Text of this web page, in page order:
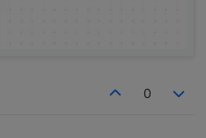
0